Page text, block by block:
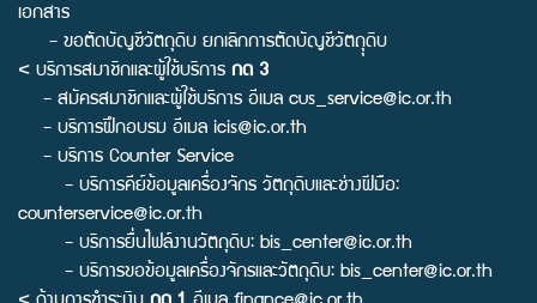
เอกสาร
- ขอตัดบัญชีวัตถุดิบ ยกเลิกการตัดบัญชีวัตถุุดิบ
< บริการสมาชิกและผู้ใช้บริการ กด 3
- สมัครสมาชิกและผู้ใช้บริการ อีเมล cus_service@ic.or.th
- บริการฝึกอบรม อีเมล icis@ic.or.th
- บริการ Counter Service
- บริการคีย์ข้อมูลเครื่องจักร วัตถุดิบและช่างฝีมือ:
counterservice@ic.or.th
- บริการยื่นไฟล์งานวัตถุดิบ: bis_center@ic.or.th
- บริการขอข้อมูลเครื่องจักรและวัตถุดิบ: bis_center@ic.or.th